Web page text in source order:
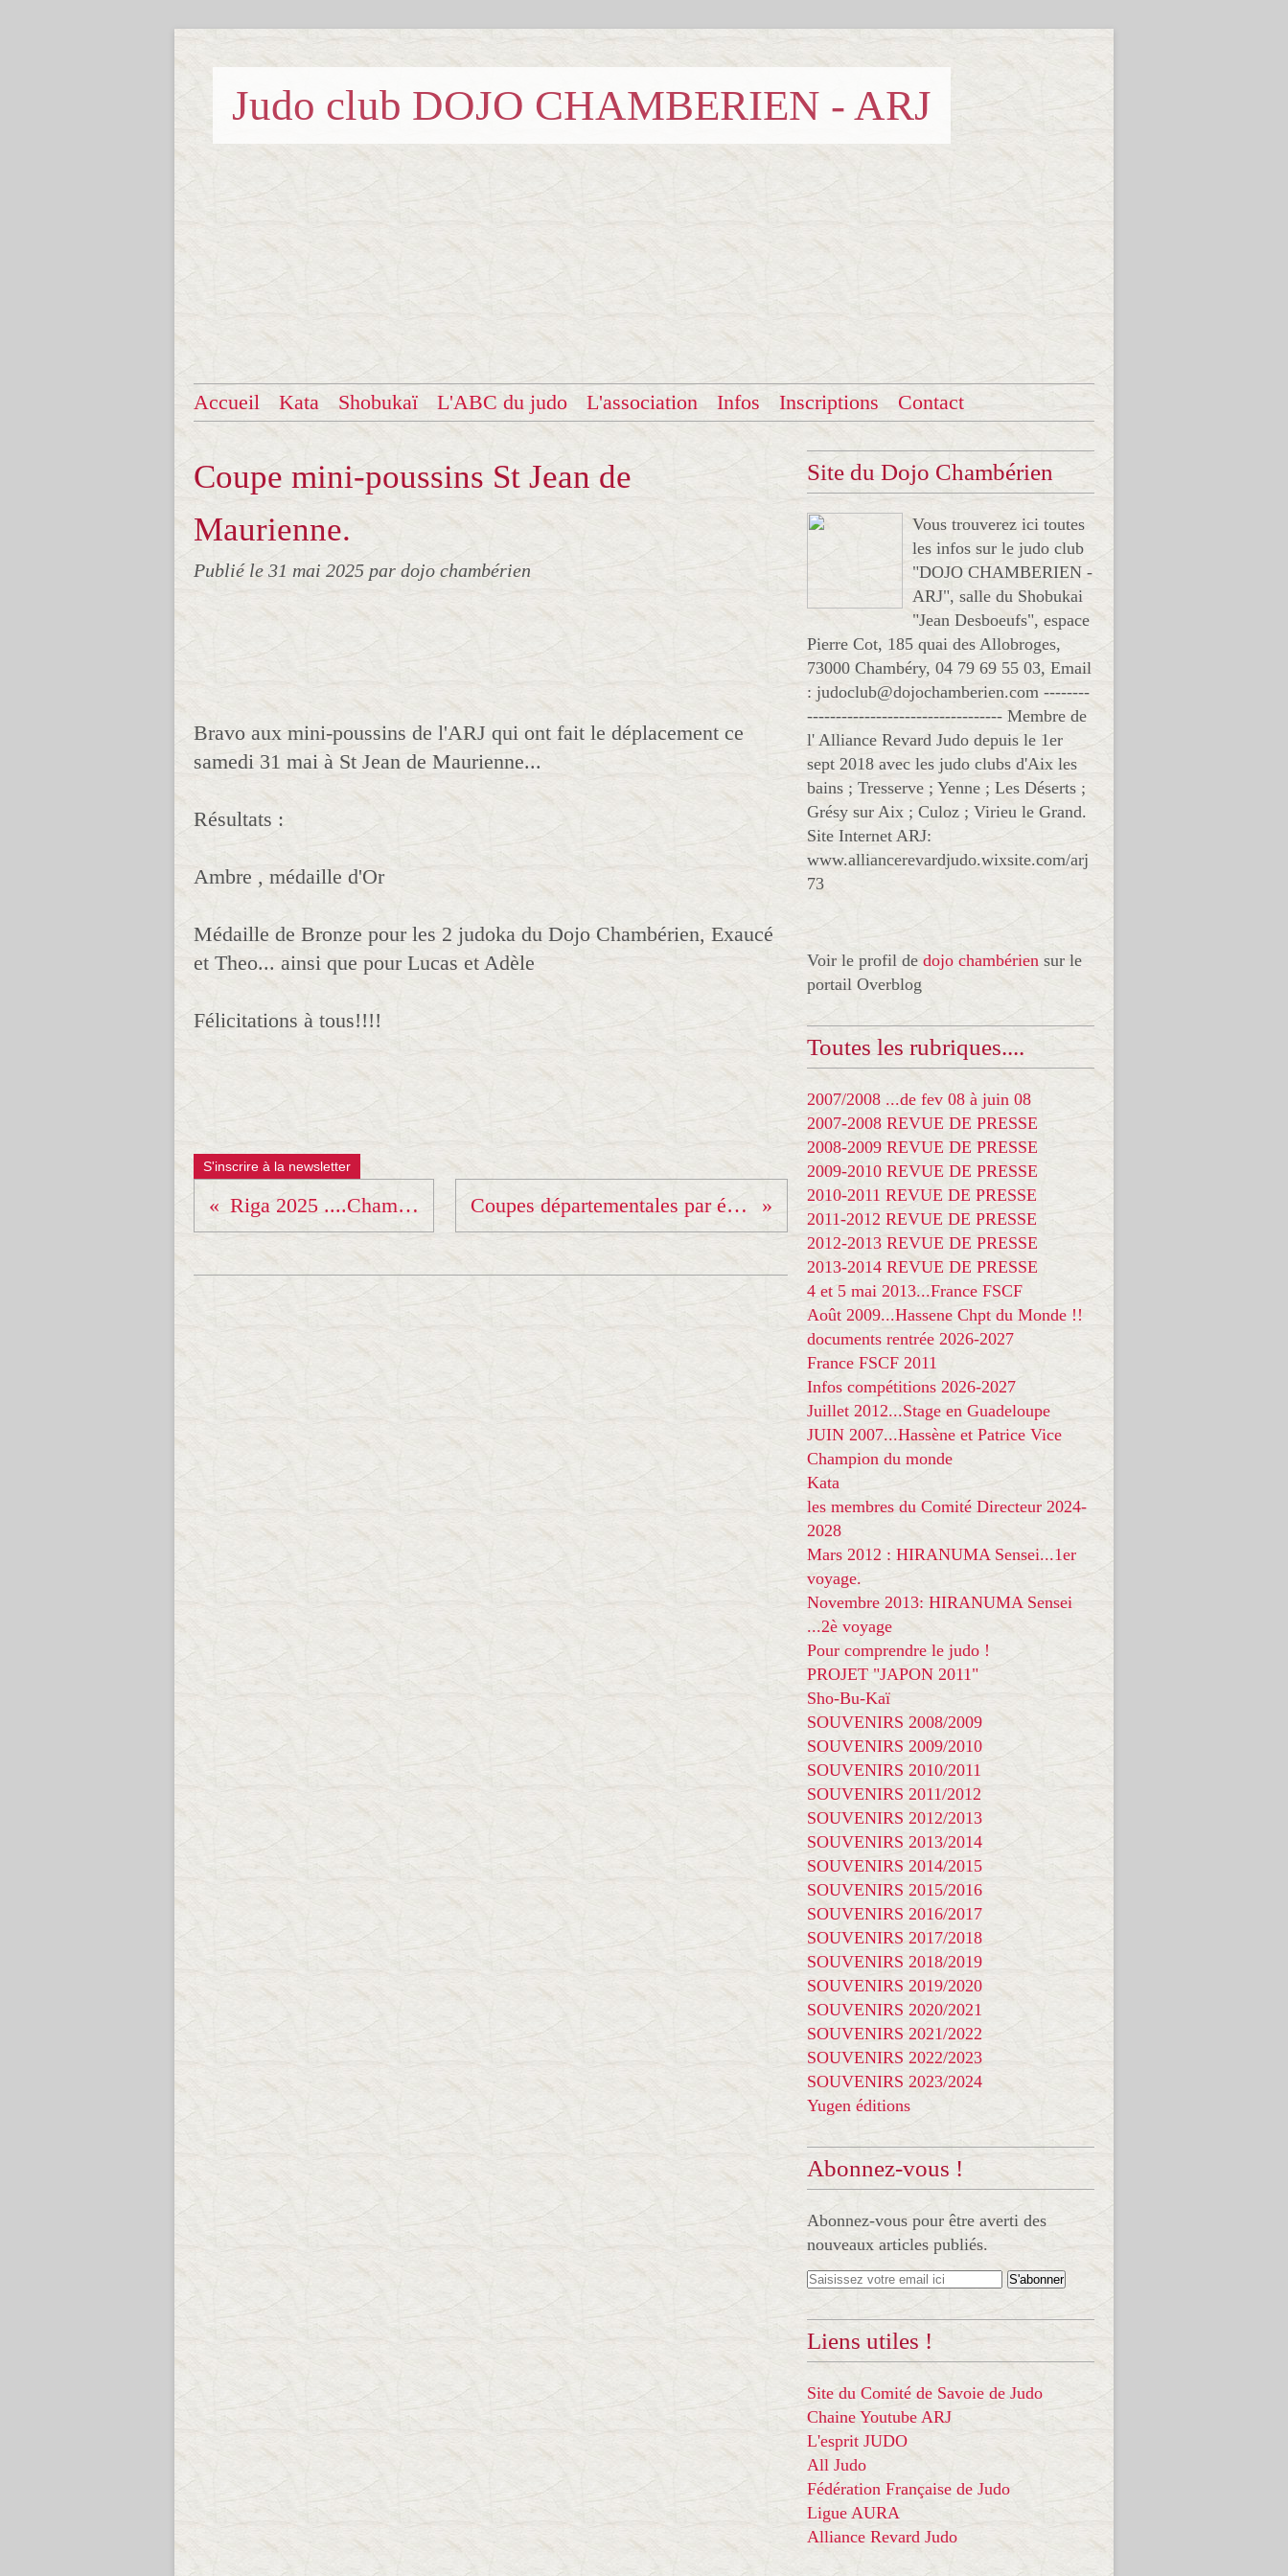
Judo club DOJO CHAMBERIEN - ARJ
Accueil Kata Shobukaï L'ABC du judo L'association Infos Inscriptions Contact
Coupe mini-poussins St Jean de
Maurienne.
Publié le 31 mai 2025 par dojo chambérien
Bravo aux mini-poussins de l'ARJ qui ont fait le déplacement ce
samedi 31 mai à St Jean de Maurienne...
Résultats :
Ambre , médaille d'Or
Médaille de Bronze pour les 2 judoka du Dojo Chambérien, Exaucé
et Theo... ainsi que pour Lucas et Adèle
Félicitations à tous!!!!
S'inscrire à la newsletter
Riga 2025 ....Championnat d'Europe Kata Coupes départementales par équipes à St Jean de Maurienne.
Site du Dojo Chambérien
Vous trouverez ici toutes
les infos sur le judo club
"DOJO CHAMBERIEN -
ARJ", salle du Shobukai
"Jean Desboeufs", espace
Pierre Cot, 185 quai des Allobroges,
73000 Chambéry, 04 79 69 55 03, Email
: judoclub@dojochamberien.com --------
---------------------------------- Membre de
l' Alliance Revard Judo depuis le 1er
sept 2018 avec les judo clubs d'Aix les
bains ; Tresserve ; Yenne ; Les Déserts ;
Grésy sur Aix ; Culoz ; Virieu le Grand.
Site Internet ARJ:
www.alliancerevardjudo.wixsite.com/arj
73
Voir le profil de dojo chambérien sur le
portail Overblog
Toutes les rubriques....
2007/2008 ...de fev 08 à juin 08
2007-2008 REVUE DE PRESSE
2008-2009 REVUE DE PRESSE
2009-2010 REVUE DE PRESSE
2010-2011 REVUE DE PRESSE
2011-2012 REVUE DE PRESSE
2012-2013 REVUE DE PRESSE
2013-2014 REVUE DE PRESSE
4 et 5 mai 2013...France FSCF
Août 2009...Hassene Chpt du Monde !!
documents rentrée 2026-2027
France FSCF 2011
Infos compétitions 2026-2027
Juillet 2012...Stage en Guadeloupe
JUIN 2007...Hassène et Patrice Vice
Champion du monde
Kata
les membres du Comité Directeur 2024-
2028
Mars 2012 : HIRANUMA Sensei...1er
voyage.
Novembre 2013: HIRANUMA Sensei
...2è voyage
Pour comprendre le judo !
PROJET "JAPON 2011"
Sho-Bu-Kaï
SOUVENIRS 2008/2009
SOUVENIRS 2009/2010
SOUVENIRS 2010/2011
SOUVENIRS 2011/2012
SOUVENIRS 2012/2013
SOUVENIRS 2013/2014
SOUVENIRS 2014/2015
SOUVENIRS 2015/2016
SOUVENIRS 2016/2017
SOUVENIRS 2017/2018
SOUVENIRS 2018/2019
SOUVENIRS 2019/2020
SOUVENIRS 2020/2021
SOUVENIRS 2021/2022
SOUVENIRS 2022/2023
SOUVENIRS 2023/2024
Yugen éditions
Abonnez-vous !
Abonnez-vous pour être averti des
nouveaux articles publiés.
Liens utiles !
Site du Comité de Savoie de Judo
Chaine Youtube ARJ
L'esprit JUDO
All Judo
Fédération Française de Judo
Ligue AURA
Alliance Revard Judo